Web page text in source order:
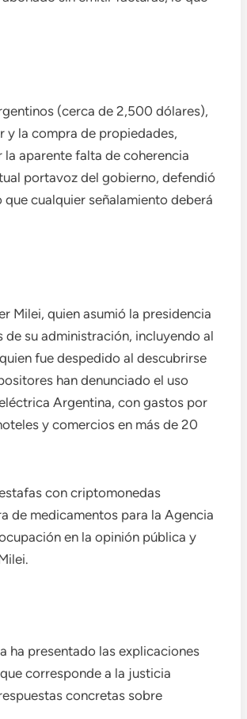
(cerca de 2,500 dólares),
y la compra de propiedades,
aparente falta de coherencia
portavoz del gobierno, defendió
cualquier señalamiento deberá
Milei, quien asumió la presidencia
su administración, incluyendo al
fue despedido al descubrirse
han denunciado el uso
Argentina, con gastos por
y comercios en más de 20
con criptomonedas
de medicamentos para la Agencia
en la opinión pública y
ha presentado las explicaciones
corresponde a la justicia
concretas sobre